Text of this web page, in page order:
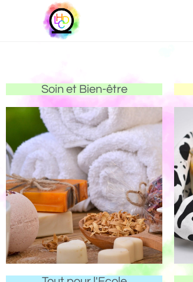
Soin et Bien-être